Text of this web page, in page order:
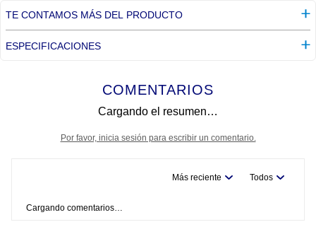
TE CONTAMOS MÁS DEL PRODUCTO
ESPECIFICACIONES
COMENTARIOS
Cargando el resumen…
Por favor, inicia sesión para escribir un comentario.
Más reciente Todos
Cargando comentarios…